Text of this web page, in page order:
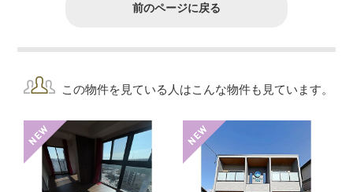
前のページに戻る
この物件を見ている人はこんな物件も見ています。